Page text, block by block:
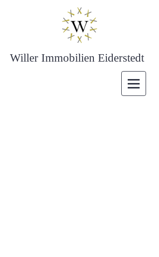
Willer Immobilien Eiderstedt